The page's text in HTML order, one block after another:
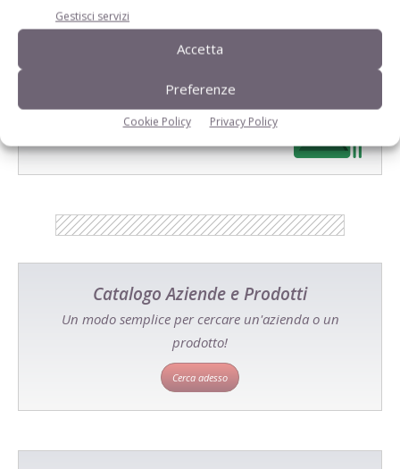
Gestisci servizi
Accetta
Preferenze
Cookie Policy Privacy Policy
Tecniche, prodotti e servizi dalle aziende
Catalogo Aziende e Prodotti
Un modo semplice per cercare un'azienda o un
prodotto!
Cerca adesso